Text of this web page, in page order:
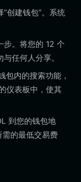
创建钱包”。系统
步。将您的 12 个
任何人分享。
包内的搜索功能，
仪表板中，使其
到您的钱包地
的最低交易费